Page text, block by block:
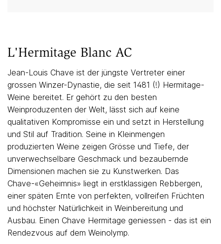
L'Hermitage Blanc AC
Jean-Louis Chave ist der jüngste Vertreter einer
grossen Winzer-Dynastie, die seit 1481 (!) Hermitage-
Weine bereitet. Er gehört zu den besten
Weinproduzenten der Welt, lässt sich auf keine
qualitativen Kompromisse ein und setzt in Herstellung
und Stil auf Tradition. Seine in Kleinmengen
produzierten Weine zeigen Grösse und Tiefe, der
unverwechselbare Geschmack und bezaubernde
Dimensionen machen sie zu Kunstwerken. Das
Chave-«Geheimnis» liegt in erstklassigen Rebbergen,
einer späten Ernte von perfekten, vollreifen Früchten
und höchster Natürlichkeit in Weinbereitung und
Ausbau. Einen Chave Hermitage geniessen - das ist ein
Rendezvous auf dem Weinolymp.